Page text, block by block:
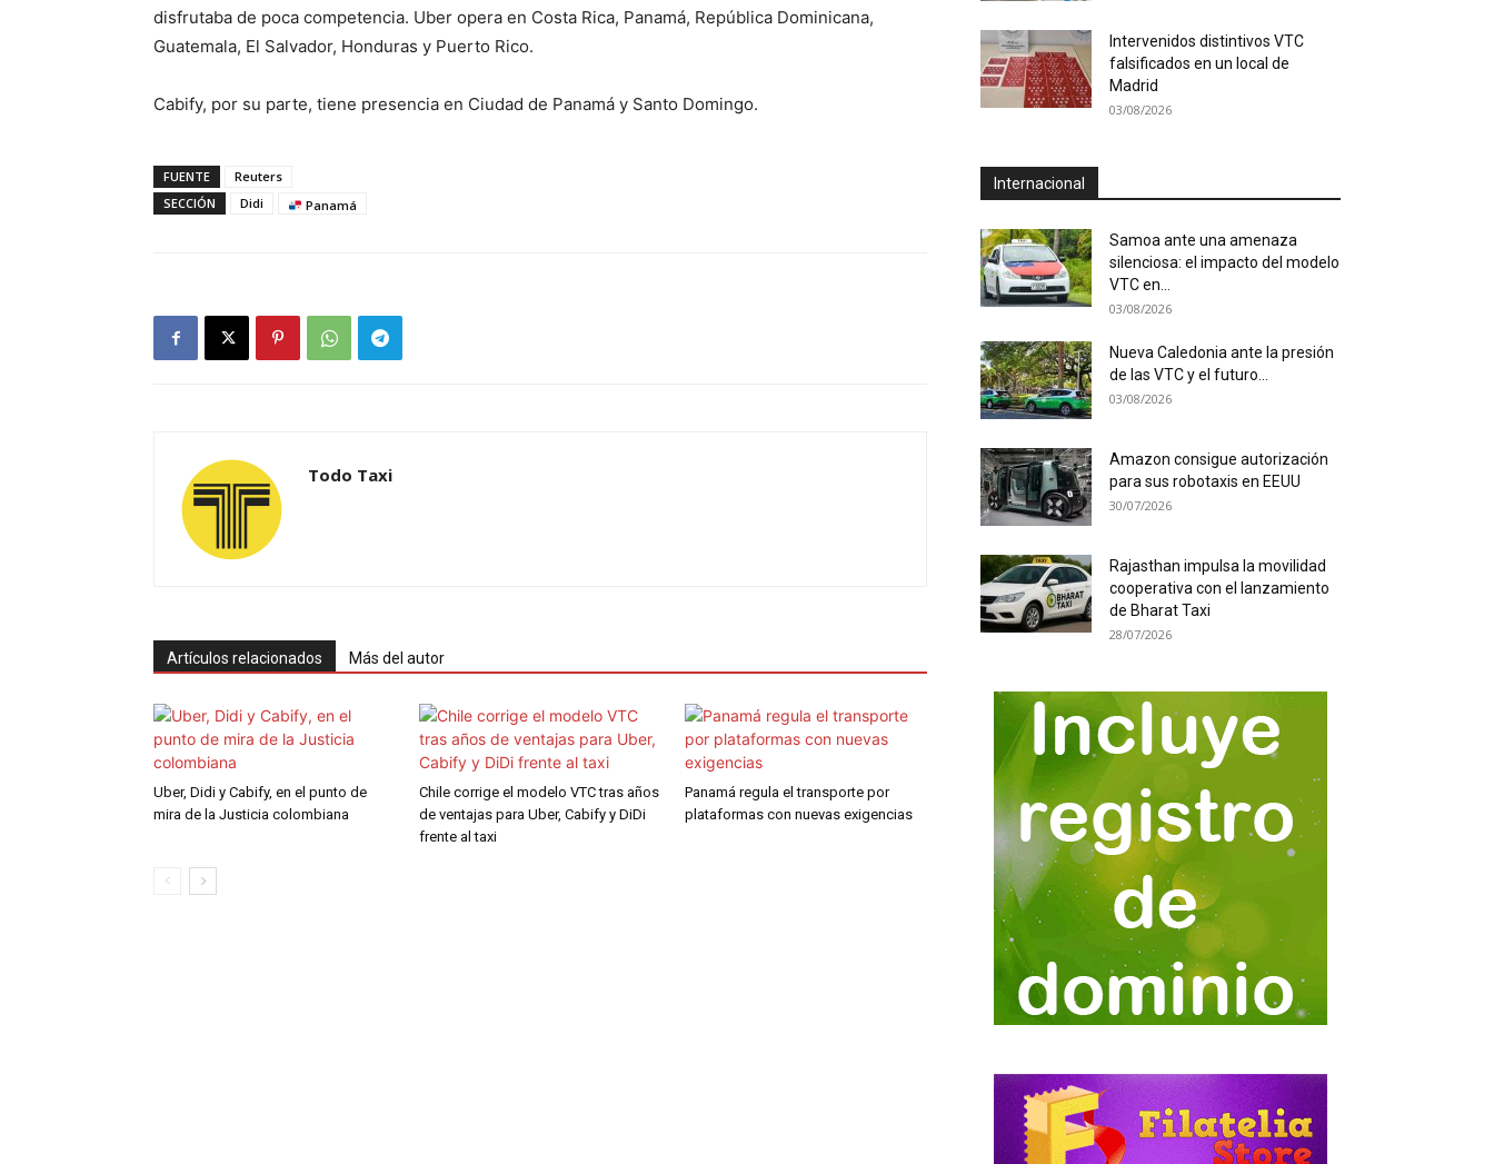
disfrutaba de poca competencia. Uber opera en Costa Rica, Panamá, República Dominicana,
Guatemala, El Salvador, Honduras y Puerto Rico.
Cabify, por su parte, tiene presencia en Ciudad de Panamá y Santo Domingo.
FUENTE
Reuters
SECCIÓN
Didi Panamá
Todo Taxi
Artículos relacionados Más del autor
Uber, Didi y Cabify, en el punto de
mira de la Justicia colombiana
Chile corrige el modelo VTC tras años
de ventajas para Uber, Cabify y DiDi
frente al taxi
Panamá regula el transporte por
plataformas con nuevas exigencias
Intervenidos distintivos VTC
falsificados en un local de
Madrid
03/08/2026
Internacional
Samoa ante una amenaza
silenciosa: el impacto del modelo
VTC en...
03/08/2026
Nueva Caledonia ante la presión
de las VTC y el futuro...
03/08/2026
Amazon consigue autorización
para sus robotaxis en EEUU
30/07/2026
Rajasthan impulsa la movilidad
cooperativa con el lanzamiento
de Bharat Taxi
28/07/2026